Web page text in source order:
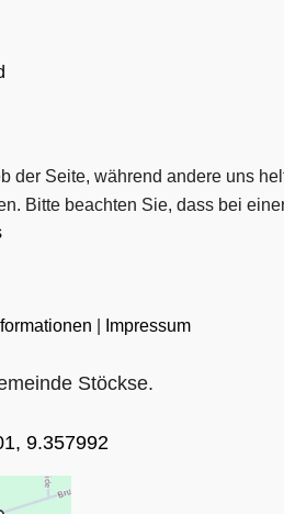
Stöckse.
9.357992
Seite, während andere uns
Bitte beachten Sie, dass bei
Impressum